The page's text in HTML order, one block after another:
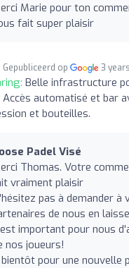
Marie pour ton
fait super plaisir
Gepubliceerd op 3
Belle infrastructure
automatisé et bar
et bouteilles.
Padel Visé
Thomas. Votre
vraiment plaisir
pas à demander à
de nous en
important pour nous
nos joueurs!
pour une nouvelle